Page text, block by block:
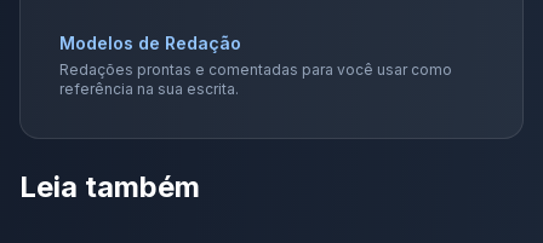
Modelos de Redação
Redações prontas e comentadas para você usar como
referência na sua escrita.
Leia também